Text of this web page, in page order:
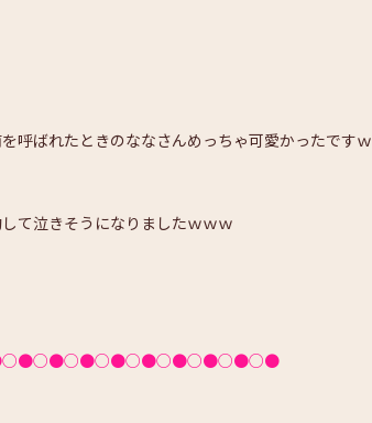
呼ばれたときのななさんめっちゃ可愛かったですｗ
て泣きそうになりましたｗｗｗ